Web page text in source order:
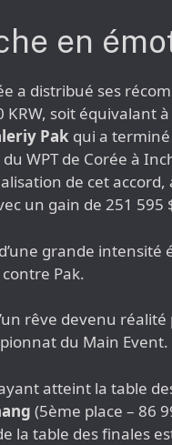
en
a distribué ses
soit équivalant
Pak qui a terminé
WPT de Corée à
de cet
un gain de 251 595
grande
Pak.
rêve devenu
du Main Event.
atteint la table
(5ème place – 86
la table des finales